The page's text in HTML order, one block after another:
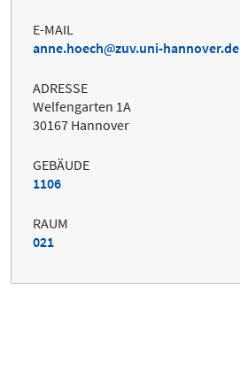
E-MAIL
anne.hoech
zuv.uni-hannover.de
ADRESSE
Welfengarten 1A
30167 Hannover
GEBÄUDE
1106
RAUM
021